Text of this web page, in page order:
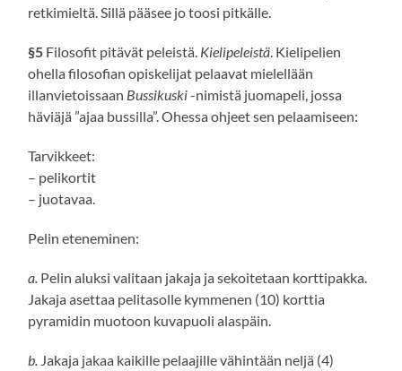
retkimieltä. Sillä pääsee jo toosi pitkälle.
§5 Filosofit pitävät peleistä. Kielipeleistä. Kielipelien
ohella filosofian opiskelijat pelaavat mielellään
illanvietoissaan Bussikuski-nimistä juomapeli, jossa
häviäjä ”ajaa bussilla”. Ohessa ohjeet sen pelaamiseen:
Tarvikkeet:
– pelikortit
– juotavaa.
Pelin eteneminen:
a. Pelin aluksi valitaan jakaja ja sekoitetaan korttipakka.
Jakaja asettaa pelitasolle kymmenen (10) korttia
pyramidin muotoon kuvapuoli alaspäin.
b. Jakaja jakaa kaikille pelaajille vähintään neljä (4)